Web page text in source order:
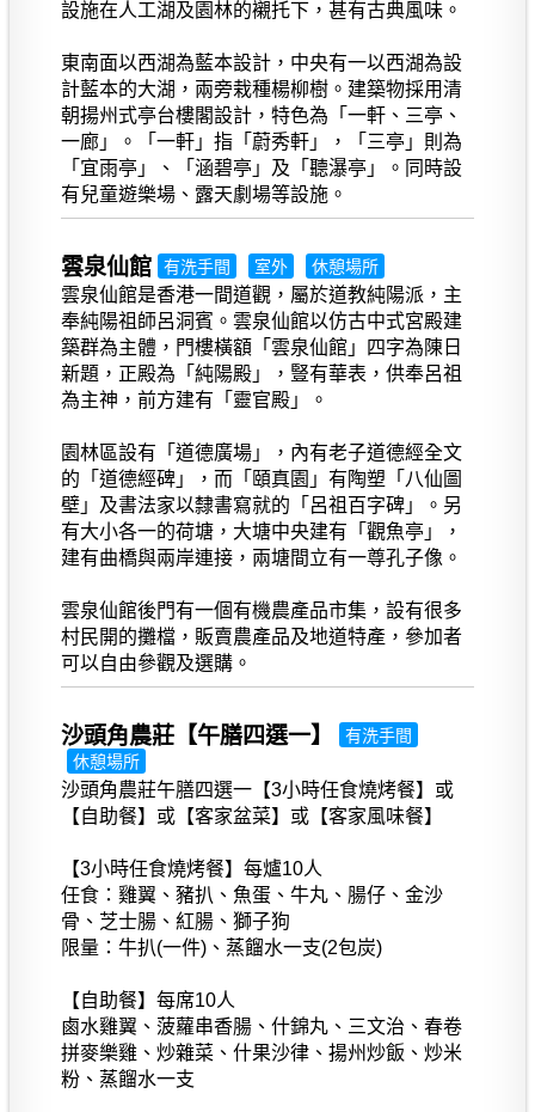
設施在人工湖及園林的襯托下，甚有古典風味。
東南面以西湖為藍本設計，中央有一以西湖為設
計藍本的大湖，兩旁栽種楊柳樹。建築物採用清
朝揚州式亭台樓閣設計，特色為「一軒、三亭、
一廊」。「一軒」指「蔚秀軒」，「三亭」則為
「宜雨亭」、「涵碧亭」及「聽瀑亭」。同時設
有兒童遊樂場、露天劇場等設施。
雲泉仙館 有洗手間 室外 休憩場所
雲泉仙館是香港一間道觀，屬於道教純陽派，主
奉純陽祖師呂洞賓。雲泉仙館以仿古中式宮殿建
築群為主體，門樓橫額「雲泉仙館」四字為陳日
新題，正殿為「純陽殿」，豎有華表，供奉呂祖
為主神，前方建有「靈官殿」。
園林區設有「道德廣場」，內有老子道德經全文
的「道德經碑」，而「頤真園」有陶塑「八仙圖
壁」及書法家以隸書寫就的「呂祖百字碑」。另
有大小各一的荷塘，大塘中央建有「觀魚亭」，
建有曲橋與兩岸連接，兩塘間立有一尊孔子像。
雲泉仙館後門有一個有機農產品市集，設有很多
村民開的攤檔，販賣農產品及地道特產，參加者
可以自由參觀及選購。
沙頭角農莊【午膳四選一】
有洗手間
休憩場所
沙頭角農莊午膳四選一【3小時任食燒烤餐】或
【自助餐】或【客家盆菜】或【客家風味餐】
【3小時任食燒烤餐】每爐10人
任食：雞翼、豬扒、魚蛋、牛丸、腸仔、金沙
骨、芝士腸、紅腸、獅子狗
限量：牛扒(一件)、蒸餾水一支(2包炭)
【自助餐】每席10人
鹵水雞翼、菠蘿串香腸、什錦丸、三文治、春卷
拼麥樂雞、炒雜菜、什果沙律、揚州炒飯、炒米
粉、蒸餾水一支